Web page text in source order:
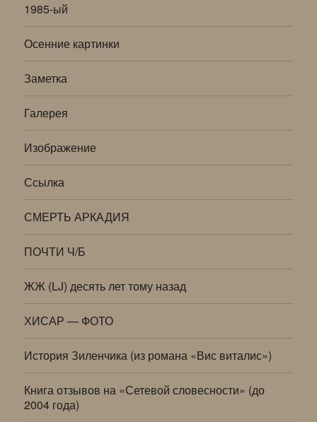
1985-ый
Осенние картинки
Заметка
Галерея
Изображение
Ссылка
СМЕРТЬ АРКАДИЯ
ПОЧТИ Ч/Б
ЖЖ (LJ) десять лет тому назад
ХИСАР — ФОТО
История Зиленчика (из романа «Вис виталис»)
Книга отзывов на «Сетевой словесности» (до
2004 года)